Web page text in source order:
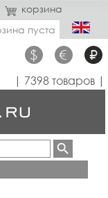
корзина
пуста
$ € ₽
| 7398 товаров |